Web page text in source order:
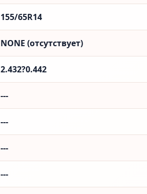
155/65R14
NONE (отсутствует)
2.432?0.442
---
---
---
---